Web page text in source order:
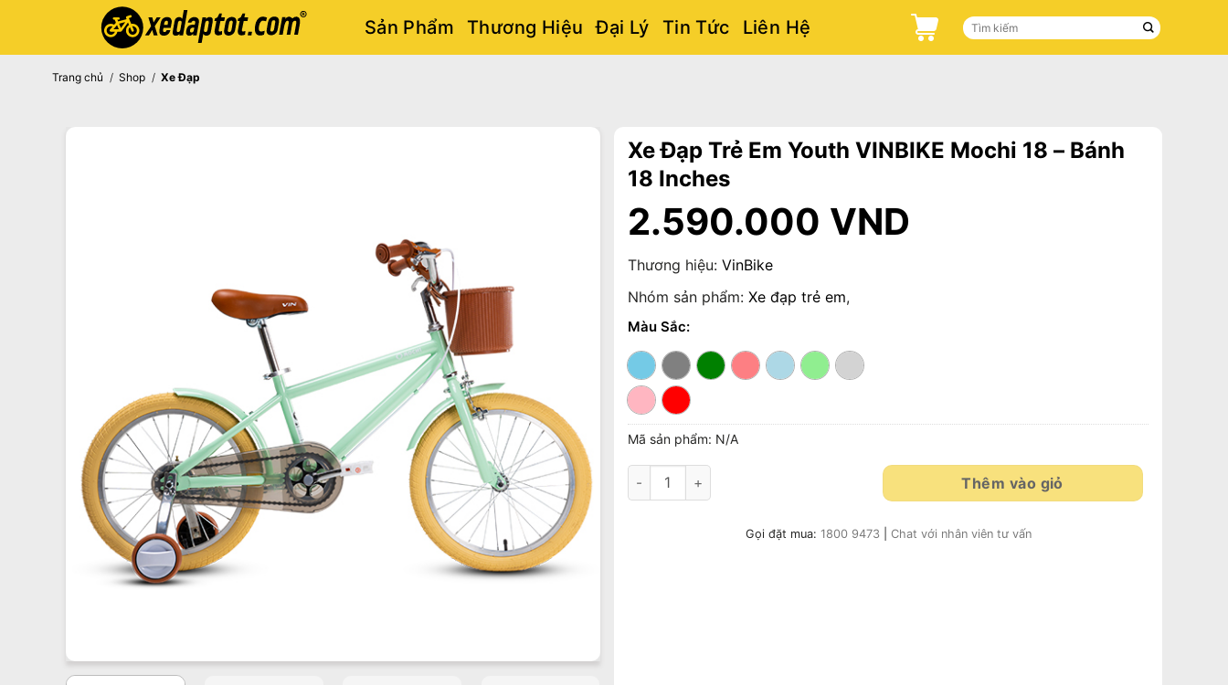
content
Sản Phẩm Thương Hiệu Đại Lý Tin Tức Liên Hệ
Search
for:
Trang chủ / Shop / Xe Đạp
Xe Đạp Trẻ Em Youth VINBIKE Mochi 18 – Bánh
18 Inches
2.590.000 VND
Thương hiệu: VinBike
Nhóm sản phẩm: Xe đạp trẻ em,
Màu Sắc:
Mã sản phẩm: N/A
Xe Đạp Trẻ Em Youth VINBIKE Mochi 18 - Bánh 18 Inches quantity
Thêm vào giỏ
Gọi đặt mua: 1800 9473 Chat với nhân viên tư vấn